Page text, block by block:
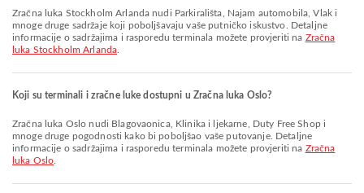
Zračna luka Stockholm Arlanda nudi Parkirališta, Najam automobila, Vlak i
mnoge druge sadržaje koji poboljšavaju vaše putničko iskustvo. Detaljne
informacije o sadržajima i rasporedu terminala možete provjeriti na Zračna
luka Stockholm Arlanda
Koji su terminali i zračne luke dostupni u Zračna luka Oslo?
Zračna luka Oslo nudi Blagovaonica, Klinika i ljekarne, Duty Free Shop i
mnoge druge pogodnosti kako bi poboljšao vaše putovanje. Detaljne
informacije o sadržajima i rasporedu terminala možete provjeriti na Zračna
luka Oslo